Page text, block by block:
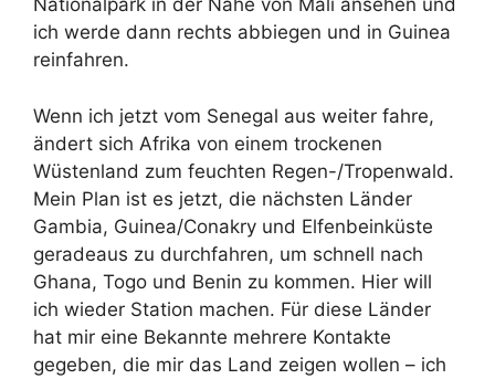
Nationalpark in der Nähe von Mali ansehen und
ich werde dann rechts abbiegen und in Guinea
reinfahren.
Wenn ich jetzt vom Senegal aus weiter fahre,
ändert sich Afrika von einem trockenen
Wüstenland zum feuchten Regen-/Tropenwald.
Mein Plan ist es jetzt, die nächsten Länder
Gambia, Guinea/Conakry und Elfenbeinküste
geradeaus zu durchfahren, um schnell nach
Ghana, Togo und Benin zu kommen. Hier will
ich wieder Station machen. Für diese Länder
hat mir eine Bekannte mehrere Kontakte
gegeben, die mir das Land zeigen wollen – ich